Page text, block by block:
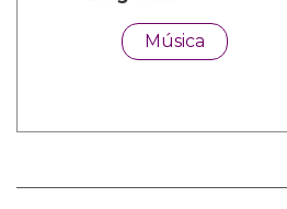
Música